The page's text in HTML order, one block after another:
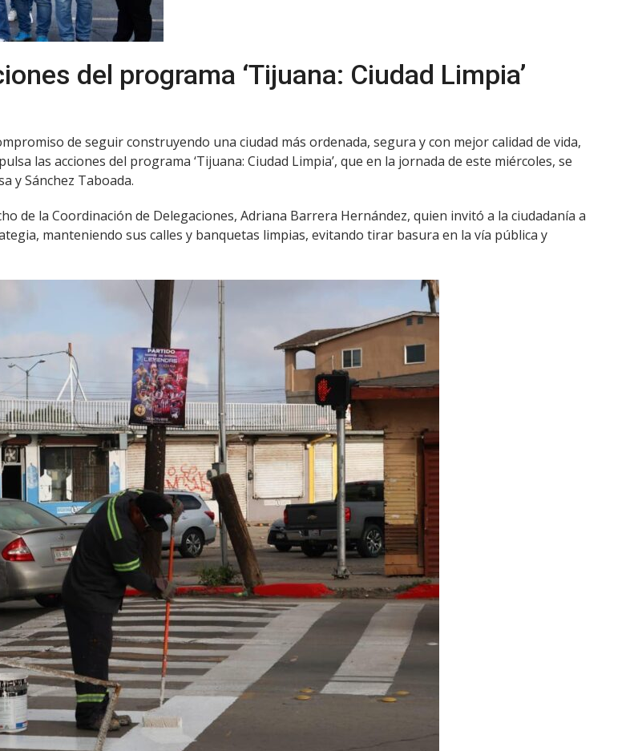
del programa ‘Tijuana: Ciudad Limpia’
de seguir construyendo una ciudad más ordenada, segura y con mejor calidad de vida,
las acciones del programa ‘Tijuana: Ciudad Limpia’, que en la jornada de este miércoles, se
y Sánchez Taboada.
de la Coordinación de Delegaciones, Adriana Barrera Hernández, quien invitó a la ciudadanía a
manteniendo sus calles y banquetas limpias, evitando tirar basura en la vía pública y